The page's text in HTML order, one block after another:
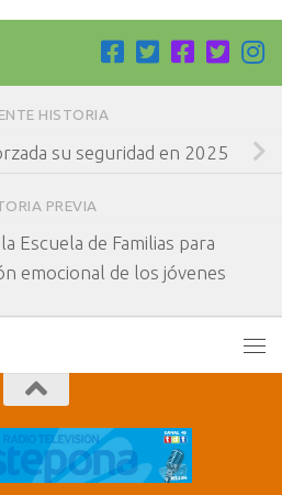
HISTORIA
su seguridad en 2025
PREVIA
Escuela de Familias para
emocional de los jóvenes